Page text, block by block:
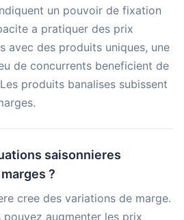
un pouvoir de fixation
a pratiquer des prix
avec des produits uniques, une
de concurrents beneficient de
produits banalises subissent
saisonnieres
?
cree des variations de marge.
pouvez augmenter les prix